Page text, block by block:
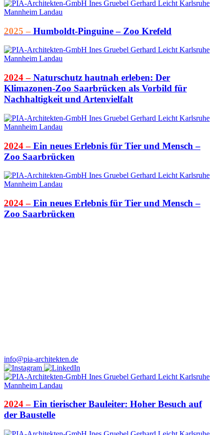
2025 – Humboldt-Pinguine – Zoo Krefeld
2024 – Naturschutz hautnah erleben: Der
Klimazonen-Zoo Saarbrücken als Vorbild für
Nachhaltigkeit und Artenvielfalt
2024 – Ein neues Erlebnis für Tier und Mensch –
Zoo Saarbrücken
2024 – Ein neues Erlebnis für Tier und Mensch –
Zoo Saarbrücken
info@pia-architekten.de
2024 – Ein tierischer Bauleiter: Hoher Besuch auf
der Baustelle